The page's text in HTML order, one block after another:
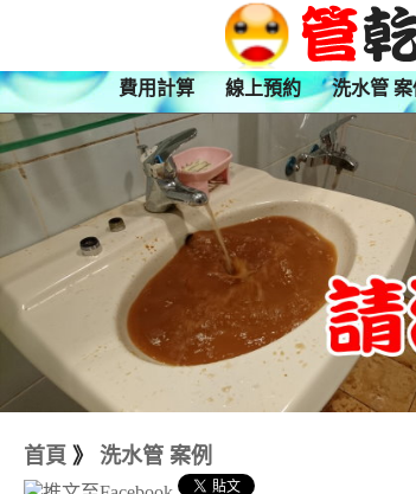
費用計算 線上預約 洗水管 案
首頁 》 洗水管 案例